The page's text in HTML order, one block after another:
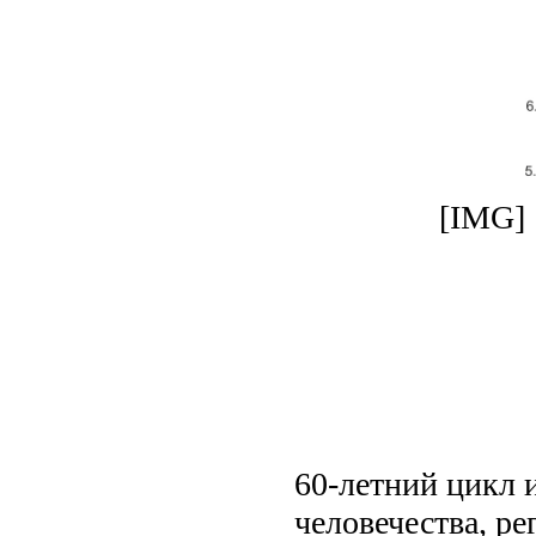
[IMG]
60-летний цикл
человечества,